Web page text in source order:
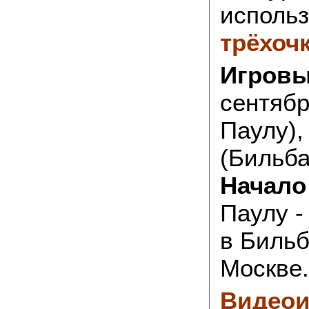
Паулу),
Паулу
в
Москве.